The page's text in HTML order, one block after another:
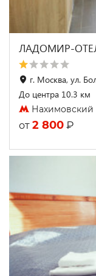
ЛАДОМИР-
г. Москва, ул.
До центра 10.3 км
Нахимовский
от 2 800 ₽